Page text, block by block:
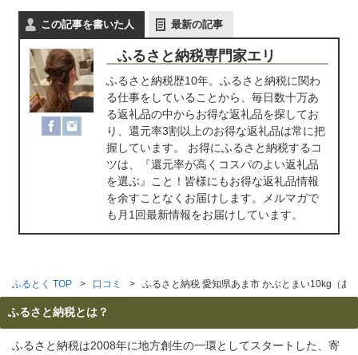
この記事を書いた人 最新の記事
ふるさと納税専門家エリ
ふるさと納税歴10年。ふるさと納税に関わ
る仕事をしていることから、毎日数十万あ
る返礼品の中からお得な返礼品を探してお
り、還元率3割以上のお得な返礼品は常に把
握しています。 お得にふるさと納税するコ
ツは、『還元率が高くコスパのよい返礼品
を選ぶ』こと！皆様にもお得な返礼品情報
を余すことなくお届けします。メルマガで
も月1回最新情報をお届けしています。
ふるとく TOP 口コミ ふるさと納税 愛知県あま市 かぶとまい10kg（あ
ふるさと納税とは？
ふるさと納税は2008年に地方創生の一環としてスタートした、寄